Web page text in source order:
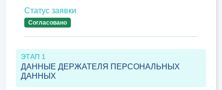
Статус заявки
Согласовано
ЭТАП 1
ДАННЫЕ ДЕРЖАТЕЛЯ ПЕРСОНАЛЬНЫХ
ДАННЫХ